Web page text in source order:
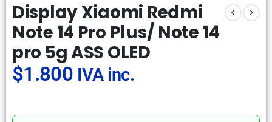
Display Xiaomi Redmi
Note 14 Pro Plus/ Note 14
pro 5g ASS OLED
$1.800 IVA inc.